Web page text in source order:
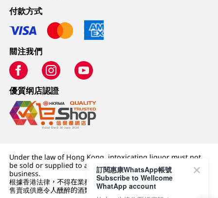
付款方式
關注我們
優質纲店認證
Under the law of Hong Kong, intoxicating liquor must not
be sold or supplied to a minor (under 18) in the course of
business.
根據香港法律，不得在業務過程中，向未成年人 (18 歲以下人士)
售賣或供應令人醺醉的酒類。
訂閱惠康WhatsApp帳號
Subscribe to Wellcome
WhatApp account